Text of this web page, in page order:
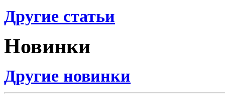
Другие статьи
Новинки
Другие новинки